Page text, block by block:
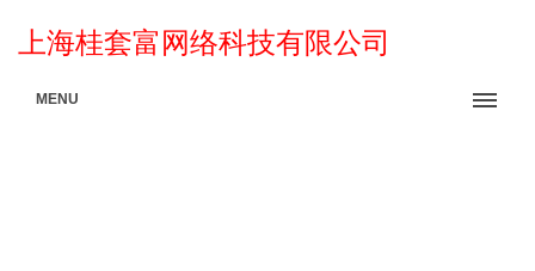
上海桂套富网络科技有限公司
MENU